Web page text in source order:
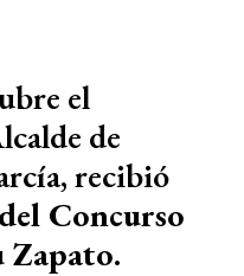
el
de
recibió
Concurso
Zapato.